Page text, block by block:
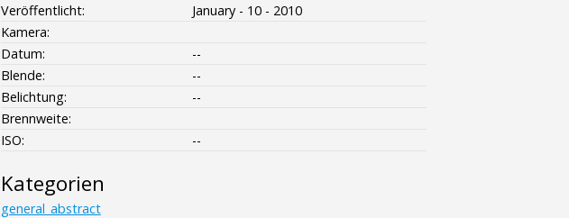
Veröffentlicht:
January - 10 - 2010
Kamera:
Datum:
--
Blende:
--
Belichtung:
--
Brennweite:
ISO:
--
Kategorien
general_abstract